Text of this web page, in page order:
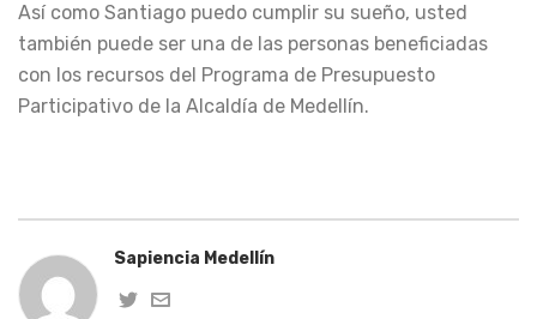
Así como Santiago puedo cumplir su sueño, usted
también puede ser una de las personas beneficiadas
con los recursos del Programa de Presupuesto
Participativo de la Alcaldía de Medellín.
Sapiencia Medellín